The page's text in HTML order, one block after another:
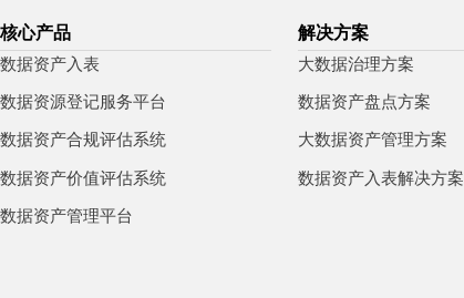
核心产品
数据资产入表
数据资源登记服务平台
数据资产合规评估系统
数据资产价值评估系统
数据资产管理平台
解决方案
大数据治理方案
数据资产盘点方案
大数据资产管理方案
数据资产入表解决方案